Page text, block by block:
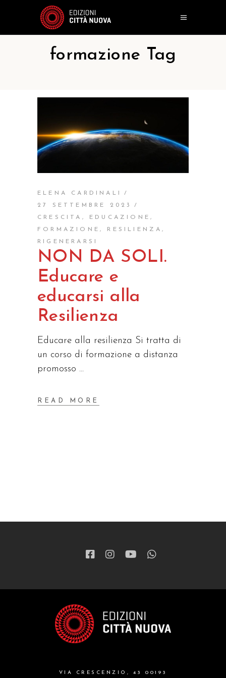
formazione Tag
ELENA CARDINALI
27 SETTEMBRE 2023
CRESCITA , EDUCAZIONE,
FORMAZIONE , RESILIENZA,
RIGENERARSI
NON DA SOLI.
Educare e
educarsi alla
Resilienza
Educare alla resilienza Si tratta di
un corso di formazione a distanza
promosso
READ MORE
VIA CRESCENZIO, 43 00193